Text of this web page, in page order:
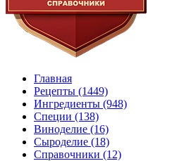
Главная
Рецепты (1449)
Ингредиенты (948)
Специи (138)
Виноделие (16)
Сыроделие (18)
Справочники (12)